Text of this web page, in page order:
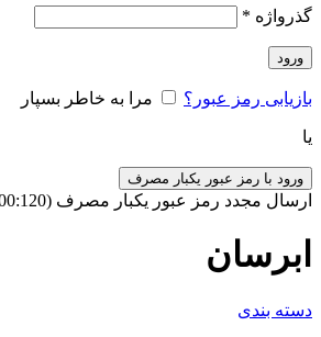
گذرواژه *
ورود
بازیابی رمز عبور؟ مرا به خاطر بسپار
یا
ورود با رمز عبور یکبار مصرف
ارسال مجدد رمز عبور یکبار مصرف (00:
120
ابرسان
دسته بندی